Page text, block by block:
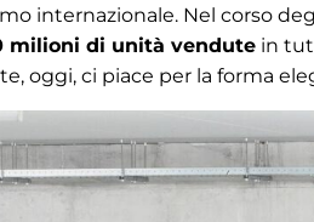
internazionale. Nel corso
milioni di unità vendute in
oggi, ci piace per la forma